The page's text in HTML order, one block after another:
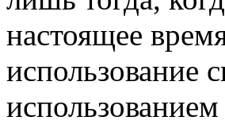
настоящее
использование